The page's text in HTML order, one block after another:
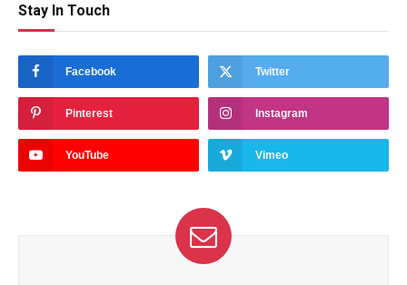
Stay In Touch
Facebook Twitter
Pinterest Instagram
YouTube Vimeo